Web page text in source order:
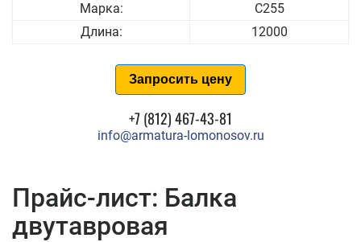
Марка:
С255
Длина:
12000
Запросить цену
+7 (812) 467-43-81
info@armatura-lomonosov.ru
Прайс-лист: Балка
двутавровая